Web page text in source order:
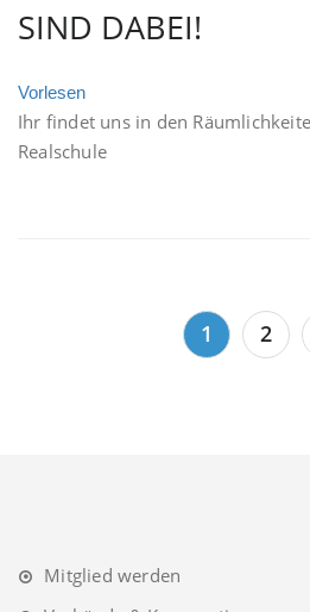
SIND DABEI!
Vorlesen
Ihr findet uns in den
Realschule
1 2
Mitglied werden